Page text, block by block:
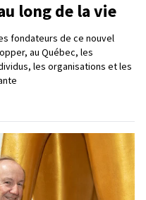
long de la vie
fondateurs de ce nouvel
au Québec, les
les organisations et les